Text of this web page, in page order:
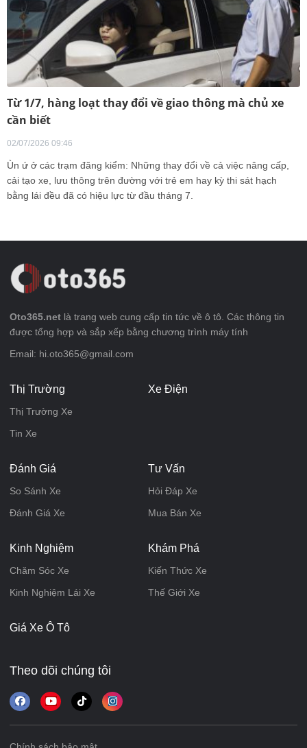
Từ 1/7, hàng loạt thay đổi về giao thông mà chủ xe
cần biết
02/07/2026 09:46
Ùn ứ ở các trạm đăng kiểm: Những thay đổi về cả việc nâng cấp,
cải tạo xe, lưu thông trên đường với trẻ em hay kỳ thi sát hạch
bằng lái đều đã có hiệu lực từ đầu tháng 7.
Oto365.net là trang web cung cấp tin tức về ô tô. Các thông tin
được tổng hợp và sắp xếp bằng chương trình máy tính
Email: hi.oto365@gmail.com
Thị Trường
Thị Trường Xe
Tin Xe
Xe Điện
Đánh Giá
So Sánh Xe
Đánh Giá Xe
Tư Vấn
Hỏi Đáp Xe
Mua Bán Xe
Kinh Nghiệm
Chăm Sóc Xe
Kinh Nghiệm Lái Xe
Khám Phá
Kiến Thức Xe
Thế Giới Xe
Giá Xe Ô Tô
Theo dõi chúng tôi